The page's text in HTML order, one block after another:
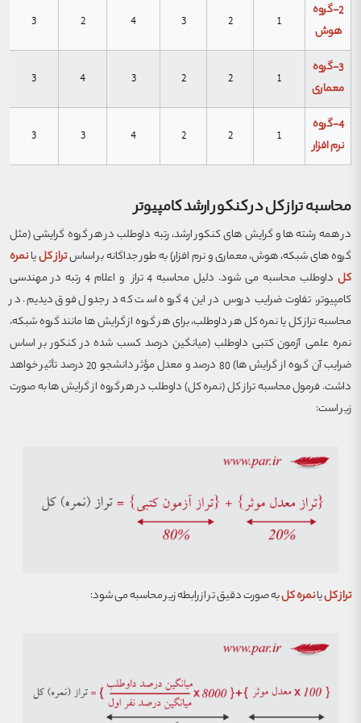
2-گروه
هوش
1
2
3
4
2
3
3-گروه
معماری
1
2
2
3
4
3
4-گروه
نرم افزار
1
2
2
4
3
3
محاسبه تراز کل در کنکور ارشد کامپیوتر
در همه رشته ها و گرایش های کنکور ارشد، رتبه داوطلب در هر گروه گرایشی (مثل
گروه های شبکه، هوش، معماری و نرم افزار) به طور جداگانه بر اساستراز کلیانمره
کل
داوطلب محاسبه می شود. دلیل محاسبه 4 تراز و اعلام 4 رتبه در مهندسی
کامپیوتر، تفاوت ضرایب دروس در این 4 گروه است که در جدول فوق دیدیم. در
محاسبه تراز کل یا نمره کل هر داوطلب، برای هر گروه از گرایش ها مانند گروه شبکه،
نمره علمی آزمون کتبی داوطلب (میانگین درصد کسب شده در کنکور بر اساس
ضرایب آن گروه از گرایش ها) 80 درصد و معدل مؤثر دانشجو 20 درصد تأثیر خواهد
داشت. فرمول محاسبه تراز کل (نمره کل) داوطلب در هر گروه از گرایش ها به صورت
زیر است:
تراز کلیانمره کلبه صورت دقیق تر از رابطه زیر محاسبه می شود: